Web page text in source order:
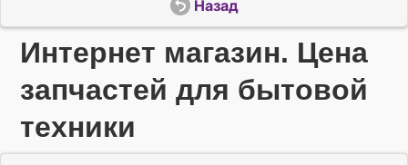
Назад
Интернет магазин. Цена
запчастей для бытовой
техники